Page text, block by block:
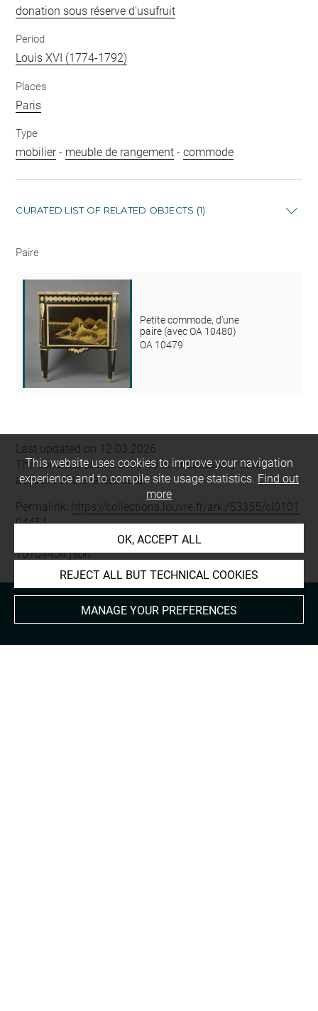
donation sous réserve d'usufruit
Period
Louis XVI (1774-1792)
Places
Paris
Type
mobilier- meuble de rangement -commode
CURATED LIST OF RELATED OBJECTS (1)
Paire
Petite commode, d'une
paire (avec OA 10480)
OA 10479
Last updated on 12.03.2026
The contents of this entry do not necessarily take
account of the latest data.
Permalink: https://collections.louvre.fr/ark:/53355/cl0101
04454
https://collections.louvre.fr/ark:/53355/cl0
10104454.json
This website uses cookies to improve your navigation
experience and to compile site usage statistics. Find out
more
OK, ACCEPT ALL
REJECT ALL BUT TECHNICAL COOKIES
MANAGE YOUR PREFERENCES